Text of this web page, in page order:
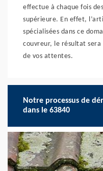
effectue à chaque fois
supérieure. En effet,
spécialisées dans ce
couvreur, le résultat
de vos attentes.
Notre processus de
dans le 63840